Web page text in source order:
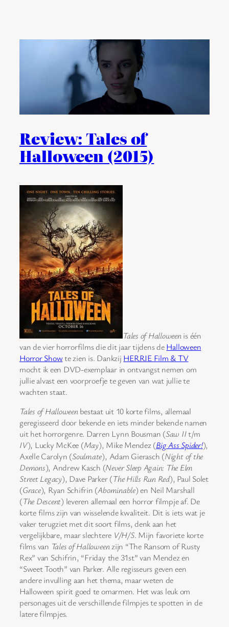
Review: Tales of
Halloween (2015)
Tales of Halloweenis één
van de vier horrorfilms die dit jaar tijdens deHalloween
Horror Showte zien is. Dankzij HERRIE Film & TV
mocht ik een DVD-exemplaar in ontvangst nemen om
jullie alvast een voorproefje te geven van wat jullie te
wachten staat.
Tales of Halloweenbestaat uit 10 korte films, allemaal
geregisseerd door bekende en iets minder bekende namen
uit het horrorgenre. Darren Lynn Bousman (Saw IIt/m
IV), Lucky McKee (May), Mike Mendez (Big Ass Spider!),
Axelle Carolyn (Soulmate), Adam Gierasch (Night of the
Demons), Andrew Kasch (Never Sleep Again: The Elm
Street Legacy), Dave Parker (The Hills Run Red), Paul Solet
(Grace), Ryan Schifrin (Abominable) en Neil Marshall
(The Descent) leveren allemaal een horror filmpje af. De
korte films zijn van wisselende kwaliteit. Dit is iets wat je
vaker terugziet met dit soort films, denk aan het
vergelijkbare, maar slechtere V/H/S. Mijn favoriete korte
films van Tales of Halloweenzijn “The Ransom of Rusty
Rex” van Schifrin, “Friday the 31st” van Mendez en
“Sweet Tooth” van Parker. Alle regisseurs geven een
andere invulling aan het thema, maar weten de
Halloween spirit goed te omarmen. Het was leuk om
personages uit de verschillende filmpjes te spotten in de
latere filmpjes.